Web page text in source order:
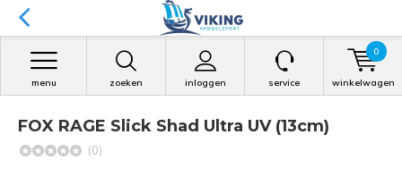
zoeken inloggen
menu service winkelwagen
0
FOX RAGE Slick Shad Ultra UV (13cm)
(0)